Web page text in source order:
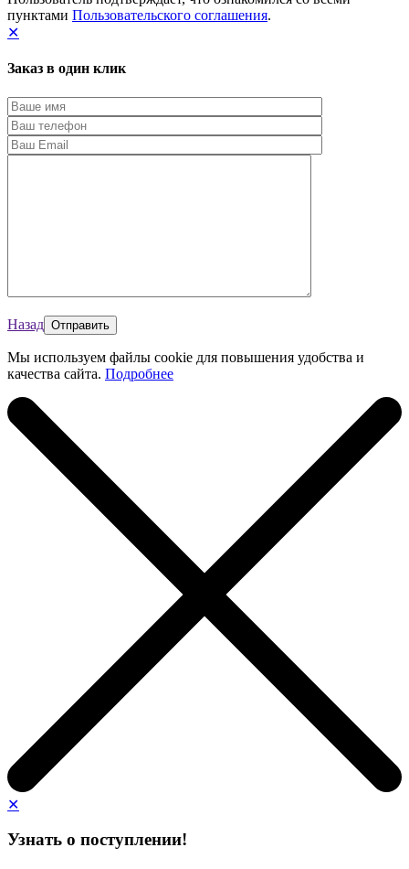
пунктами Пользовательского соглашения.
✕
Заказ в один клик
Назад
Мы используем файлы cookie для повышения удобства и
качества сайта. Подробнее
✕
Узнать о поступлении!